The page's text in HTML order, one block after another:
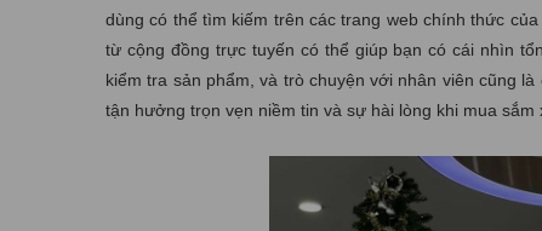
dùng có thể tìm kiếm trên các trang web chính thức
từ cộng đồng trực tuyến có thể giúp bạn có cái nhìn
kiểm tra sản phẩm, và trò chuyện với nhân viên cũng
tận hưởng trọn vẹn niềm tin và sự hài lòng khi mua sắm